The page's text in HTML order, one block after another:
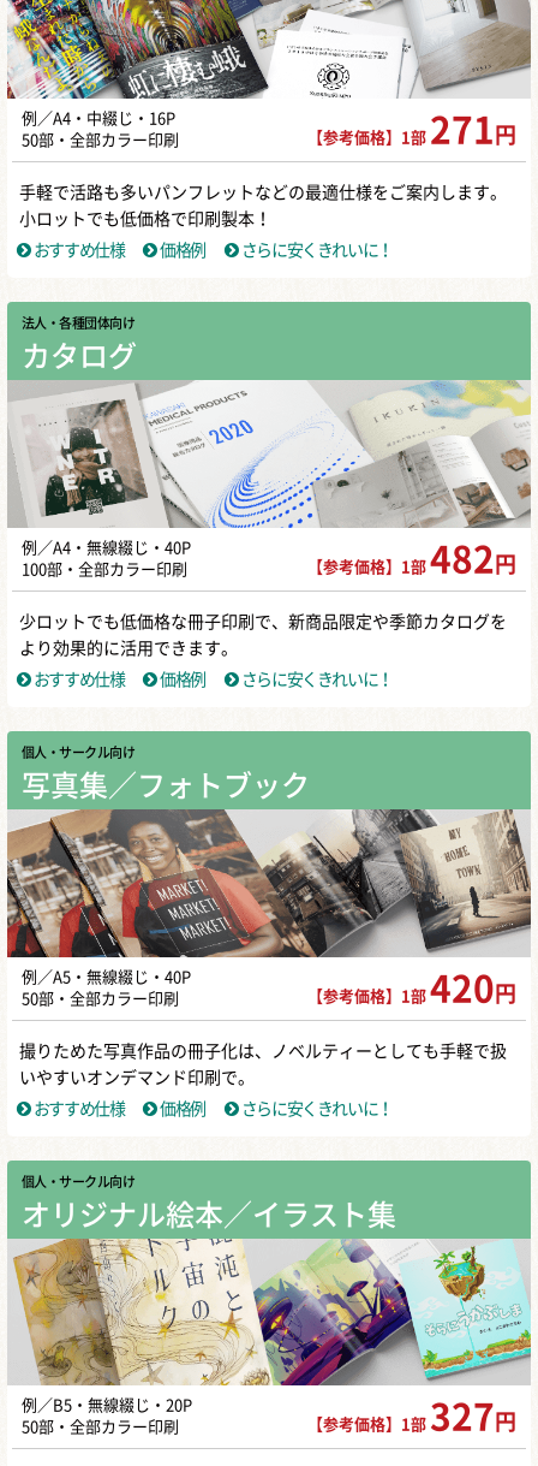
例／A4・中綴じ・16P
50部・全部カラー印刷
【参考価格】1部 271 円
手軽で活路も多いパンフレットなどの最適仕様をご案内します。
小ロットでも低価格で印刷製本！
おすすめ仕様
価格例 さらに安くきれいに！
法人・各種団体向け
カタログ
例／A4・無線綴じ・40P
100部・全部カラー印刷
【参考価格】1部 482 円
少ロットでも低価格な冊子印刷で、新商品限定や季節カタログを
より効果的に活用できます。
おすすめ仕様
価格例 さらに安くきれいに！
個人・サークル向け
写真集／フォトブック
例／A5・無線綴じ・40P
50部・全部カラー印刷
【参考価格】1部 420 円
撮りためた写真作品の冊子化は、ノベルティーとしても手軽で扱
いやすいオンデマンド印刷で。
おすすめ仕様
価格例 さらに安くきれいに！
個人・サークル向け
オリジナル絵本／イラスト集
例／B5・無線綴じ・20P
50部・全部カラー印刷
【参考価格】1部 327 円